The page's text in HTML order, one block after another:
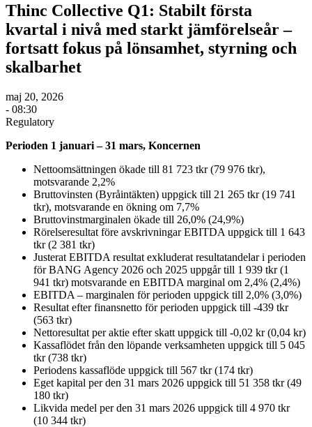
Thinc Collective Q1: Stabilt första
kvartal i nivå med starkt jämförelseår –
fortsatt fokus på lönsamhet, styrning och
skalbarhet
maj 20, 2026
- 08:30
Regulatory
Perioden 1 januari – 31 mars, Koncernen
Nettoomsättningen ökade till 81 723 tkr (79 976 tkr),
motsvarande 2,2%
Bruttovinsten (Byråintäkten) uppgick till 21 265 tkr (19 741
tkr), motsvarande en ökning om 7,7%
Bruttovinstmarginalen ökade till 26,0% (24,9%)
Rörelseresultat före avskrivningar EBITDA uppgick till 1 643
tkr (2 381 tkr)
Justerat EBITDA resultat exkluderat resultatandelar i perioden
för BANG Agency 2026 och 2025 uppgår till 1 939 tkr (1
941 tkr) motsvarande en EBITDA marginal om 2,4% (2,4%)
EBITDA – marginalen för perioden uppgick till 2,0% (3,0%)
Resultat efter finansnetto för perioden uppgick till -439 tkr
(563 tkr)
Nettoresultat per aktie efter skatt uppgick till -0,02 kr (0,04 kr)
Kassaflödet från den löpande verksamheten uppgick till 5 045
tkr (738 tkr)
Periodens kassaflöde uppgick till 567 tkr (174 tkr)
Eget kapital per den 31 mars 2026 uppgick till 51 358 tkr (49
180 tkr)
Likvida medel per den 31 mars 2026 uppgick till 4 970 tkr
(10 344 tkr)